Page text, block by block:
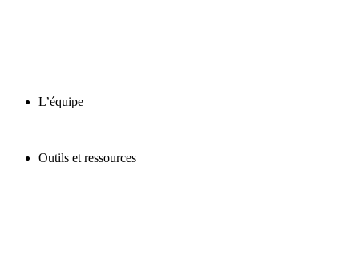
L’équipe
Outils et ressources